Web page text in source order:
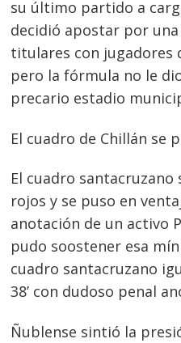
su último partido a
decidió apostar por una
titulares con jugadores
pero la fórmula no le
precario estadio
El cuadro de Chillán se
El cuadro
rojos y se puso en
anotación de un activo
pudo soostener esa
cuadro santacruzano
38’ con dudoso penal
Ñublense sintió la